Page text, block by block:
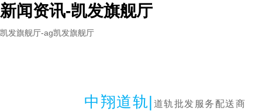
新闻资讯-凯发旗舰厅
凯发旗舰厅-ag凯发旗舰厅
中翔道轨| 道轨批发服务配送商